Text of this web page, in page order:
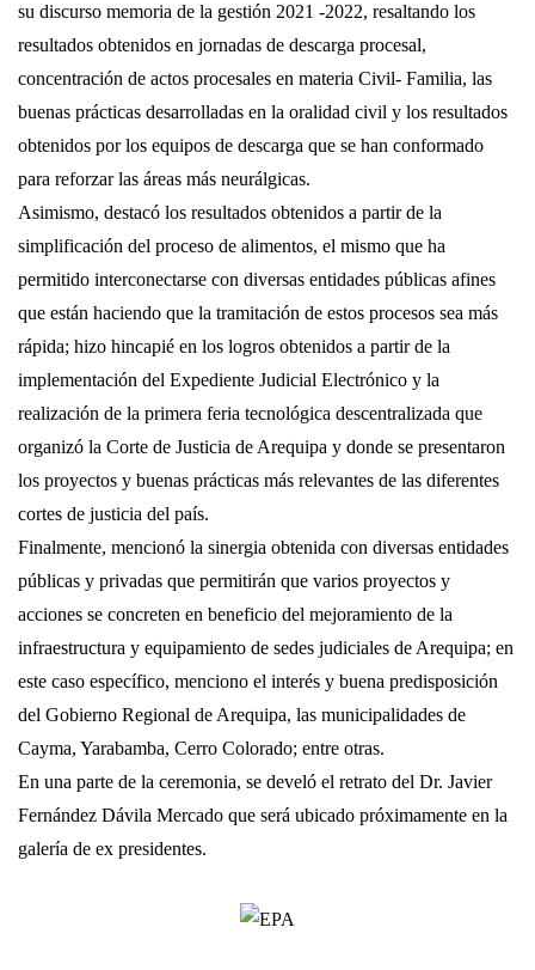
su discurso memoria de la gestión 2021 -2022, resaltando los
resultados obtenidos en jornadas de descarga procesal,
concentración de actos procesales en materia Civil- Familia, las
buenas prácticas desarrolladas en la oralidad civil y los resultados
obtenidos por los equipos de descarga que se han conformado
para reforzar las áreas más neurálgicas.
Asimismo, destacó los resultados obtenidos a partir de la
simplificación del proceso de alimentos, el mismo que ha
permitido interconectarse con diversas entidades públicas afines
que están haciendo que la tramitación de estos procesos sea más
rápida; hizo hincapié en los logros obtenidos a partir de la
implementación del Expediente Judicial Electrónico y la
realización de la primera feria tecnológica descentralizada que
organizó la Corte de Justicia de Arequipa y donde se presentaron
los proyectos y buenas prácticas más relevantes de las diferentes
cortes de justicia del país.
Finalmente, mencionó la sinergia obtenida con diversas entidades
públicas y privadas que permitirán que varios proyectos y
acciones se concreten en beneficio del mejoramiento de la
infraestructura y equipamiento de sedes judiciales de Arequipa; en
este caso específico, menciono el interés y buena predisposición
del Gobierno Regional de Arequipa, las municipalidades de
Cayma, Yarabamba, Cerro Colorado; entre otras.
En una parte de la ceremonia, se develó el retrato del Dr. Javier
Fernández Dávila Mercado que será ubicado próximamente en la
galería de ex presidentes.